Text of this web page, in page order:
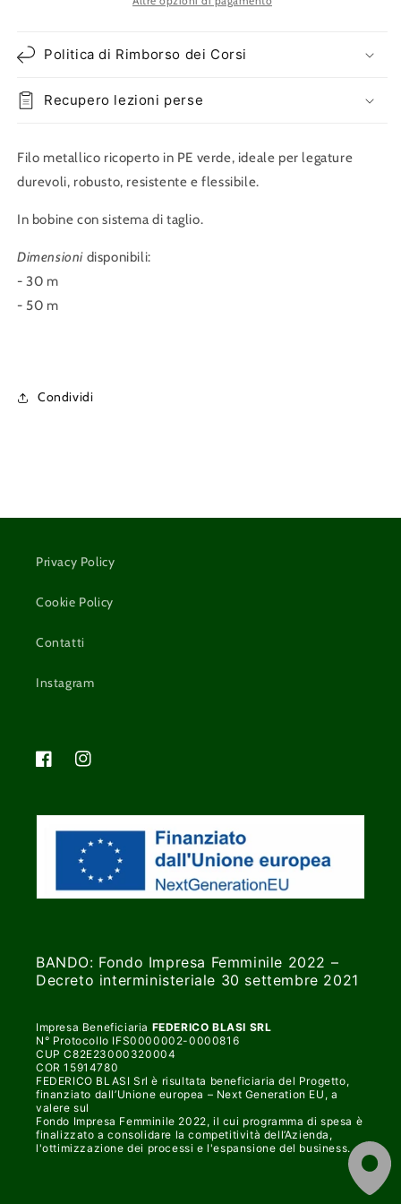
Politica di Rimborso dei Corsi
Recupero lezioni perse
Filo metallico ricoperto in PE verde, ideale per legature
durevoli, robusto, resistente e flessibile.
In bobine con sistema di taglio.
Dimensioni disponibili:
- 30 m
- 50 m
Condividi
Privacy Policy
Cookie Policy
Contatti
Instagram
FacebookInstagram
BANDO: Fondo Impresa Femminile 2022 –
Decreto interministeriale 30 settembre 2021
Impresa Beneficiaria FEDERICO BLASI SRL
N° Protocollo IFS0000002-0000816
CUP C82E23000320004
COR 15914780
FEDERICO BLASI Srl è risultata beneficiaria del Progetto,
finanziato dall’Unione europea – Next Generation EU, a
valere sul
Fondo Impresa Femminile 2022, il cui programma di spesa è
finalizzato a consolidare la competitività dell’Azienda,
l'ottimizzazione dei processi e l'espansione del business.